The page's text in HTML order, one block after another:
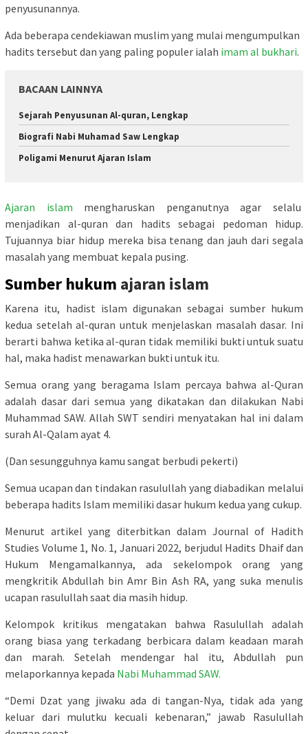
penyusunannya.
Ada beberapa cendekiawan muslim yang mulai mengumpulkan
hadits tersebut dan yang paling populer ialah imam al bukhari.
BACAAN LAINNYA
Sejarah Penyusunan Al-quran, Lengkap
Biografi Nabi Muhamad Saw Lengkap
Poligami Menurut Ajaran Islam
Ajaran islam mengharuskan penganutnya agar selalu
menjadikan al-quran dan hadits sebagai pedoman hidup.
Tujuannya biar hidup mereka bisa tenang dan jauh dari segala
masalah yang membuat kepala pusing.
Sumber hukum ajaran islam
Karena itu, hadist islam digunakan sebagai sumber hukum
kedua setelah al-quran untuk menjelaskan masalah dasar. Ini
berarti bahwa ketika al-quran tidak memiliki bukti untuk suatu
hal, maka hadist menawarkan bukti untuk itu.
Semua orang yang beragama Islam percaya bahwa al-Quran
adalah dasar dari semua yang dikatakan dan dilakukan Nabi
Muhammad SAW. Allah SWT sendiri menyatakan hal ini dalam
surah Al-Qalam ayat 4.
(Dan sesungguhnya kamu sangat berbudi pekerti)
Semua ucapan dan tindakan rasulullah yang diabadikan melalui
beberapa hadits Islam memiliki dasar hukum kedua yang cukup.
Menurut artikel yang diterbitkan dalam Journal of Hadith
Studies Volume 1, No. 1, Januari 2022, berjudul Hadits Dhaif dan
Hukum Mengamalkannya, ada sekelompok orang yang
mengkritik Abdullah bin Amr Bin Ash RA, yang suka menulis
ucapan rasulullah saat dia masih hidup.
Kelompok kritikus mengatakan bahwa Rasulullah adalah
orang biasa yang terkadang berbicara dalam keadaan marah
dan marah. Setelah mendengar hal itu, Abdullah pun
melaporkannya kepada Nabi Muhammad SAW.
“Demi Dzat yang jiwaku ada di tangan-Nya, tidak ada yang
keluar dari mulutku kecuali kebenaran,” jawab Rasulullah